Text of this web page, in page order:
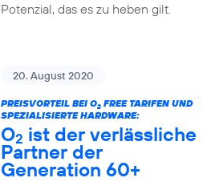
Potenzial, das es zu heben gilt.
20. August 2020
PREISVORTEIL BEI O2FREE TARIFEN UND
SPEZIALISIERTE HARDWARE:
O2 ist der verlässliche
Partner der
Generation 60+